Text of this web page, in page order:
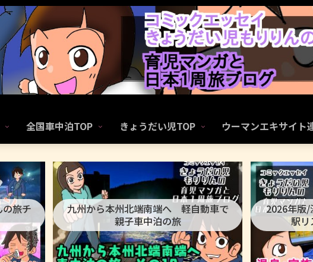
全国車中泊TOP きょうだい児TOP ウーマンエキサイト
旅チ
九州から本州北端南端へ 軽自動車で
親子車中泊の旅
2026年版/
駅